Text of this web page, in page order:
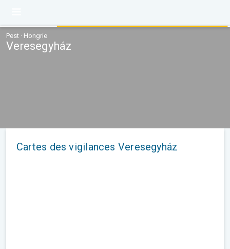
Pest · Hongrie
Veresegyház
Cartes des vigilances Veresegyház